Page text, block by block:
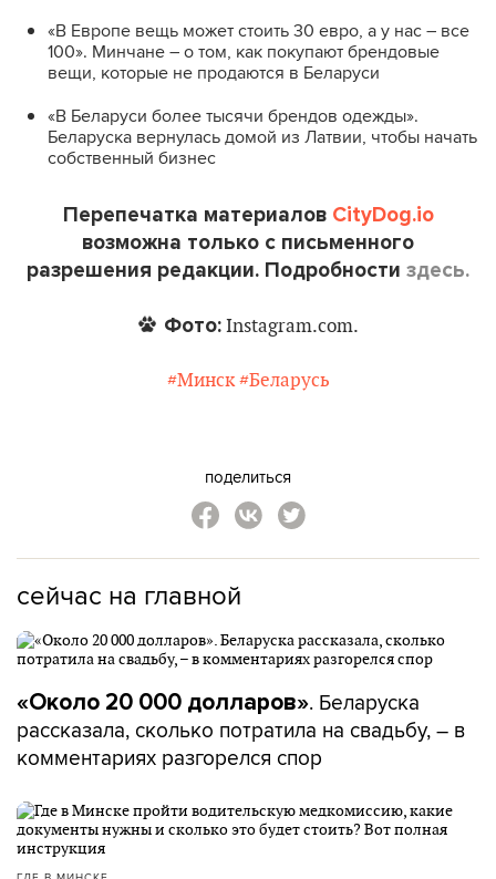
«В Европе вещь может стоить 30 евро, а у нас – все
100». Минчане – о том, как покупают брендовые
вещи, которые не продаются в Беларуси
«В Беларуси более тысячи брендов одежды».
Беларуска вернулась домой из Латвии, чтобы начать
собственный бизнес
Перепечатка материалов CityDog.io
возможна только с письменного
разрешения редакции. Подробности здесь.
Фото:Instagram.com.
#Минск #Беларусь
поделиться
сейчас на главной
«Около 20 000 долларов». Беларуска
рассказала, сколько потратила на свадьбу, – в
комментариях разгорелся спор